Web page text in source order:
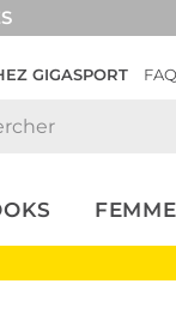
GIGASPORT FAQ